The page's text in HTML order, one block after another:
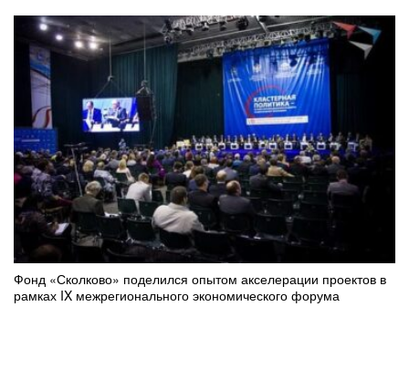
Фонд «Сколково» поделился опытом акселерации проектов в
рамках IX межрегионального экономического форума